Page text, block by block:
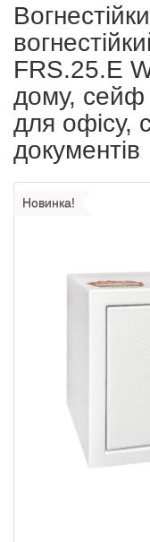
FRS.25.E
дому,
для офісу,
документів
Новинка!